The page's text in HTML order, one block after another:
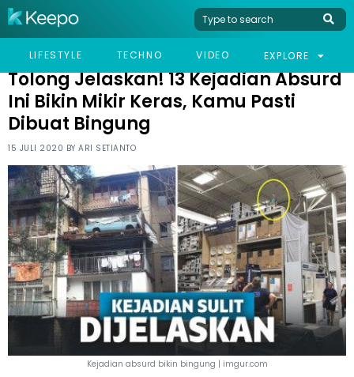
LIFESTYLE TECHNO VIDEO EXPLORE
HOME HUMOR
TOLONG JELASKAN! 13 KEJADIAN ABSURD INI BIKIN MIKIR KERAS,
Tolong Jelaskan! 13 Kejadian Absurd
Ini Bikin Mikir Keras, Kamu Pasti
Dibuat Bingung
15 JULI 2020 BY ARI SETIANTO
Kejadian absurd bikin bingung | imgur.com